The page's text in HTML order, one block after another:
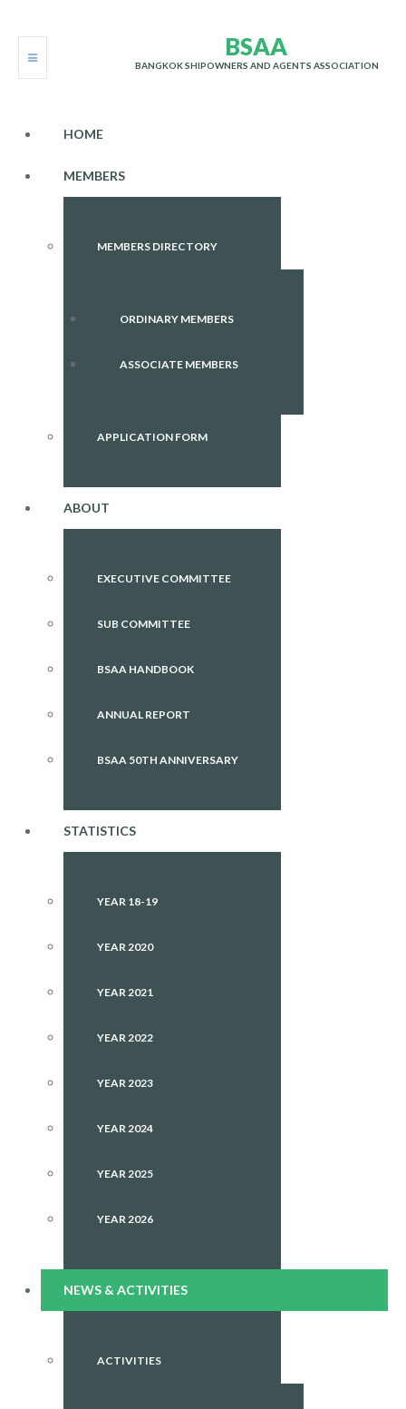
BSAA
BANGKOK SHIPOWNERS AND AGENTS ASSOCIATION
HOME
MEMBERS
MEMBERS DIRECTORY
ORDINARY MEMBERS
ASSOCIATE MEMBERS
APPLICATION FORM
ABOUT
EXECUTIVE COMMITTEE
SUB COMMITTEE
BSAA HANDBOOK
ANNUAL REPORT
BSAA 50TH ANNIVERSARY
STATISTICS
YEAR 18-19
YEAR 2020
YEAR 2021
YEAR 2022
YEAR 2023
YEAR 2024
YEAR 2025
YEAR 2026
NEWS & ACTIVITIES
ACTIVITIES